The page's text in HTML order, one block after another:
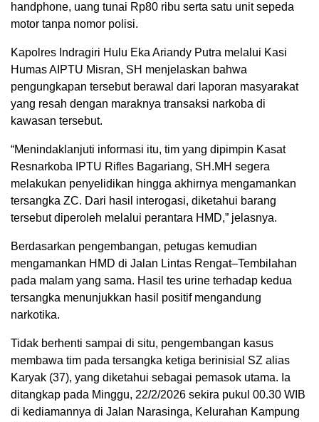
handphone, uang tunai Rp80 ribu serta satu unit sepeda
motor tanpa nomor polisi.
Kapolres Indragiri Hulu Eka Ariandy Putra melalui Kasi
Humas AIPTU Misran, SH menjelaskan bahwa
pengungkapan tersebut berawal dari laporan masyarakat
yang resah dengan maraknya transaksi narkoba di
kawasan tersebut.
“Menindaklanjuti informasi itu, tim yang dipimpin Kasat
Resnarkoba IPTU Rifles Bagariang, SH.MH segera
melakukan penyelidikan hingga akhirnya mengamankan
tersangka ZC. Dari hasil interogasi, diketahui barang
tersebut diperoleh melalui perantara HMD,” jelasnya.
Berdasarkan pengembangan, petugas kemudian
mengamankan HMD di Jalan Lintas Rengat–Tembilahan
pada malam yang sama. Hasil tes urine terhadap kedua
tersangka menunjukkan hasil positif mengandung
narkotika.
Tidak berhenti sampai di situ, pengembangan kasus
membawa tim pada tersangka ketiga berinisial SZ alias
Karyak (37), yang diketahui sebagai pemasok utama. Ia
ditangkap pada Minggu, 22/2/2026 sekira pukul 00.30 WIB
di kediamannya di Jalan Narasinga, Kelurahan Kampung